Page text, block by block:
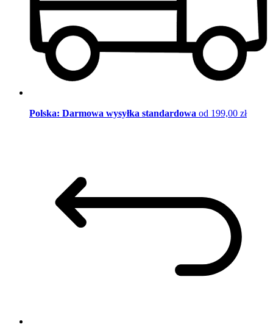
Polska: Darmowa wysyłka standardowa od 199,00 zł